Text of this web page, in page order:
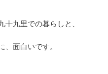
九里での暮らしと、
、面白いです。